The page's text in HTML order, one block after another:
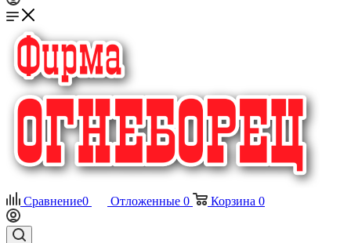
Сравнение0 Отложенные 0 Корзина 0